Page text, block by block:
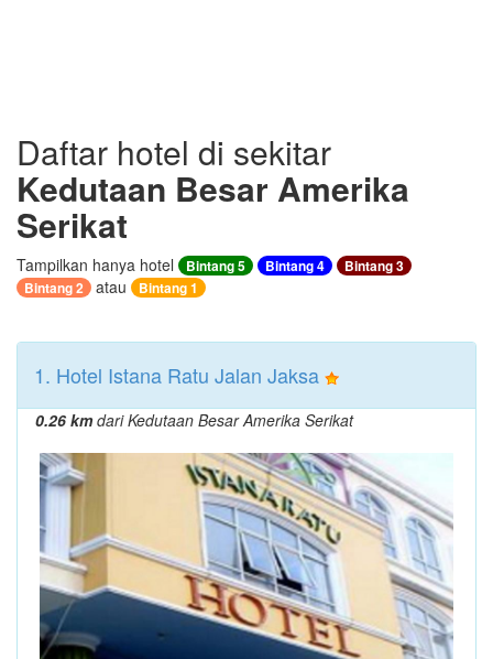
Daftar hotel di sekitar
Kedutaan Besar Amerika
Serikat
Tampilkan hanya hotel Bintang 5 Bintang 4
Bintang 3
Bintang 2
atau Bintang 1
1. Hotel Istana Ratu Jalan Jaksa
0.26 kmdari Kedutaan Besar Amerika Serikat